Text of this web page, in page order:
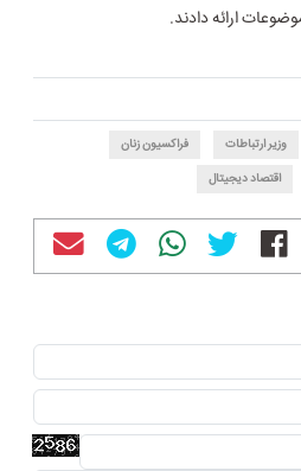
ارائه دادند.
وزیر ارتباطات
فراکسیون زنان
اقتصاد دیجیتال